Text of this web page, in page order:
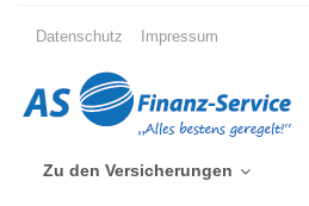
Datenschutz Impressum
Zu den Versicherungen